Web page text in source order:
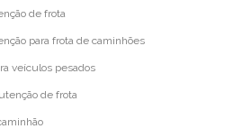
de frota
para frota de caminhões
veículos pesados
de frota